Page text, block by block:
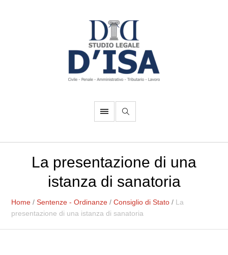
La presentazione di una
istanza di sanatoria
Home /Sentenze - Ordinanze /Consiglio di Stato / La
presentazione di una istanza di sanatoria